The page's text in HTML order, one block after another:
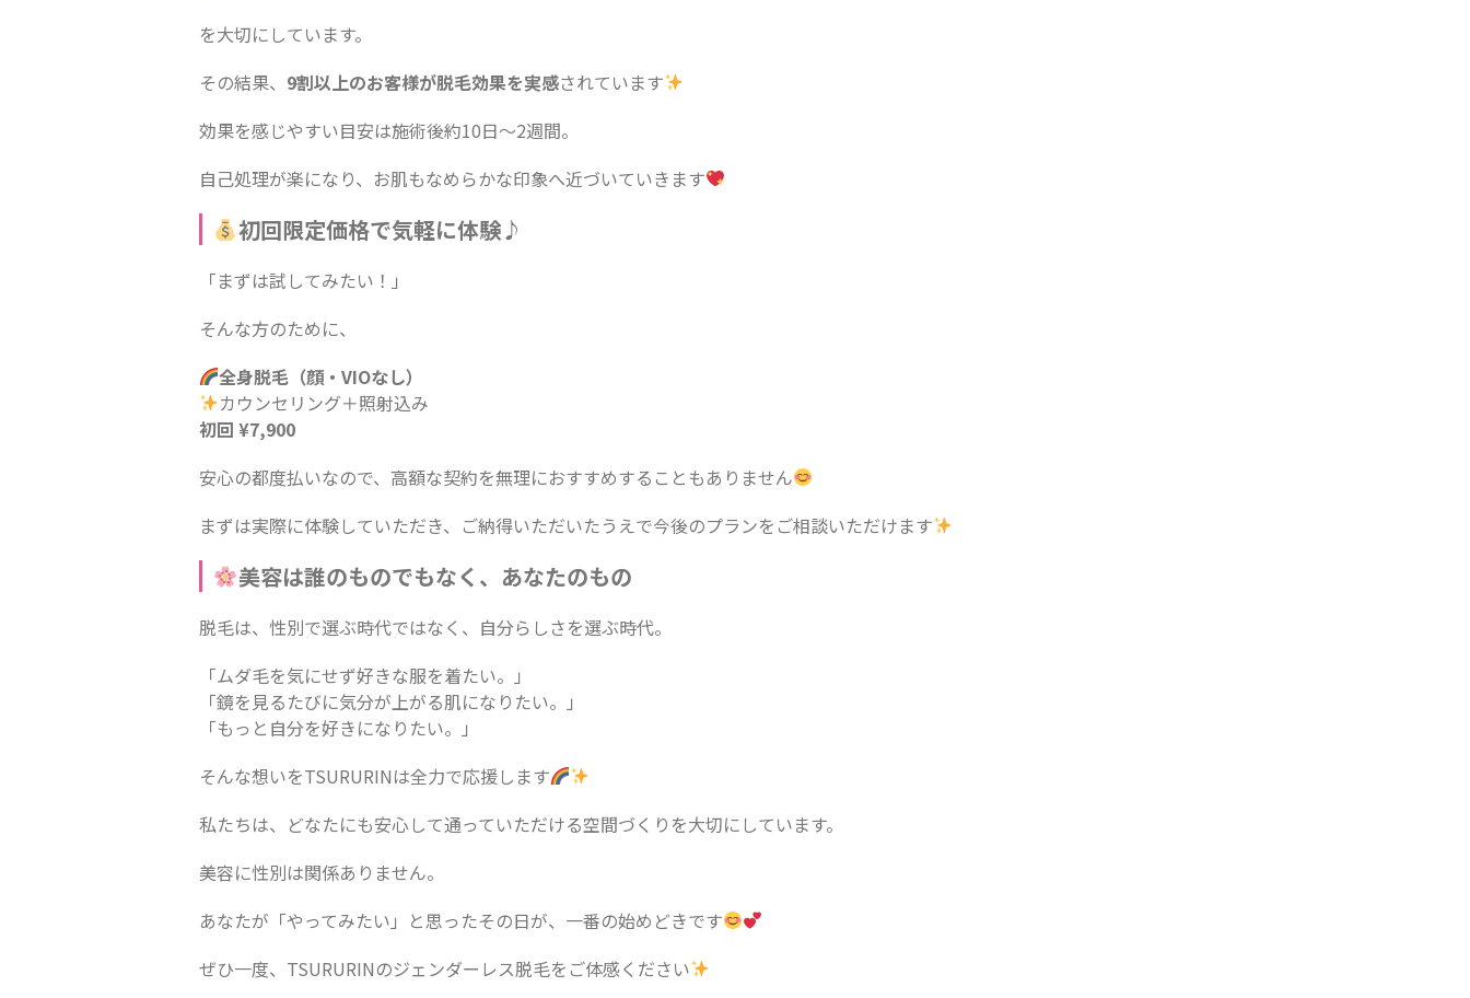
を大切にしています。
その結果、 9割以上のお客様が脱毛効果を実感されています
効果を感じやすい目安は施術後約10日〜2週間。
自己処理が楽になり、お肌もなめらかな印象へ近づいていきます
初回限定価格で気軽に体験♪
「まずは試してみたい！」
そんな方のために、
全身脱毛（顔・VIOなし）
カウンセリング＋照射込み
初回 ¥7,900
安心の都度払いなので、高額な契約を無理におすすめすることもありません
まずは実際に体験していただき、ご納得いただいたうえで今後のプランをご相談いただけます
美容は誰のものでもなく、あなたのもの
脱毛は、性別で選ぶ時代ではなく、自分らしさを選ぶ時代。
「ムダ毛を気にせず好きな服を着たい。」
「鏡を見るたびに気分が上がる肌になりたい。」
「もっと自分を好きになりたい。」
そんな想いをTSURURINは全力で応援します
私たちは、どなたにも安心して通っていただける空間づくりを大切にしています。
美容に性別は関係ありません。
あなたが「やってみたい」と思ったその日が、一番の始めどきです
ぜひ一度、TSURURINのジェンダーレス脱毛をご体感ください